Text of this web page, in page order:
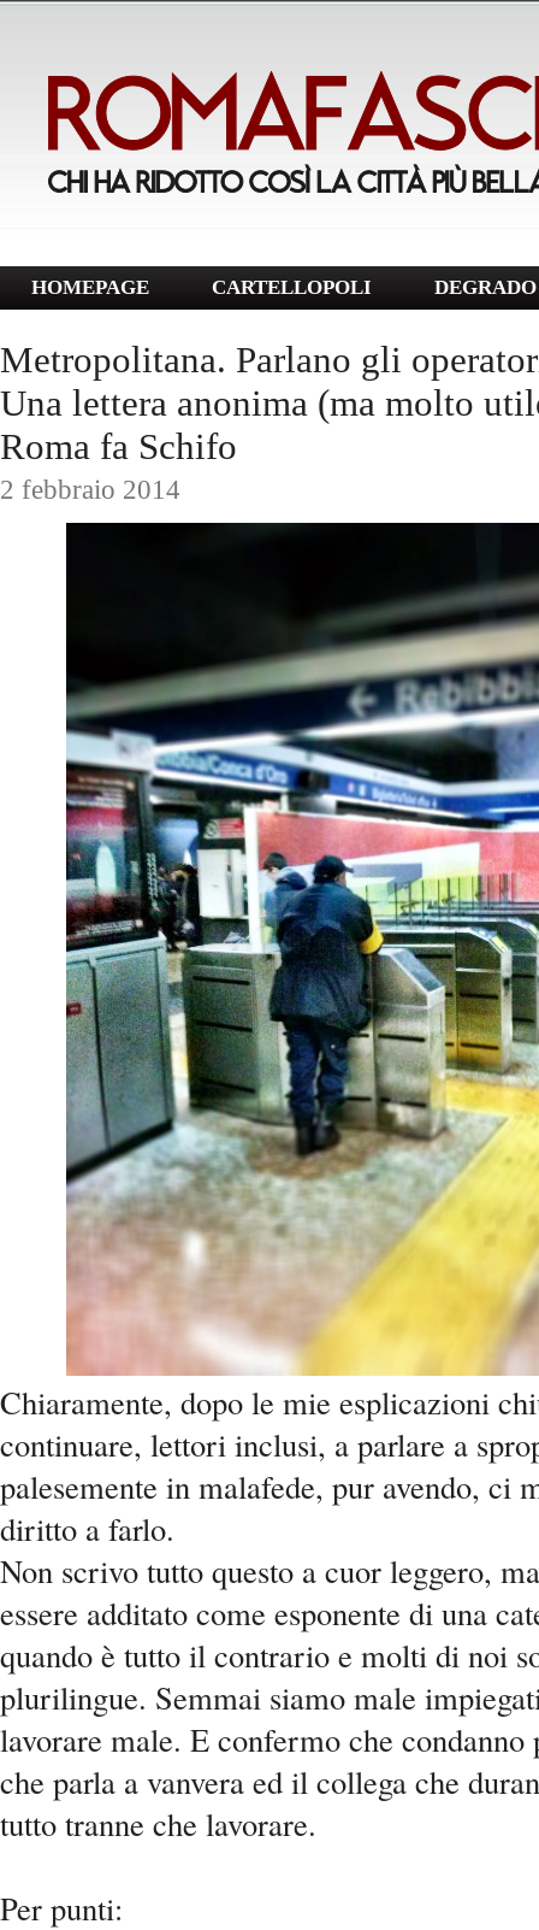
HOMEPAGE CARTELLOPOLI
Metropolitana. Parlano gli
Una lettera anonima (ma molto
Roma fa Schifo
2 febbraio 2014
Chiaramente, dopo le mie esplicazioni
continuare, lettori inclusi, a parlare a
palesemente in malafede, pur avendo, ci
diritto a farlo.
Non scrivo tutto questo a cuor leggero,
essere additato come esponente di una
quando è tutto il contrario e molti di noi
plurilingue. Semmai siamo male
lavorare male. E confermo che
che parla a vanvera ed il collega che
tutto tranne che lavorare.
Per punti: